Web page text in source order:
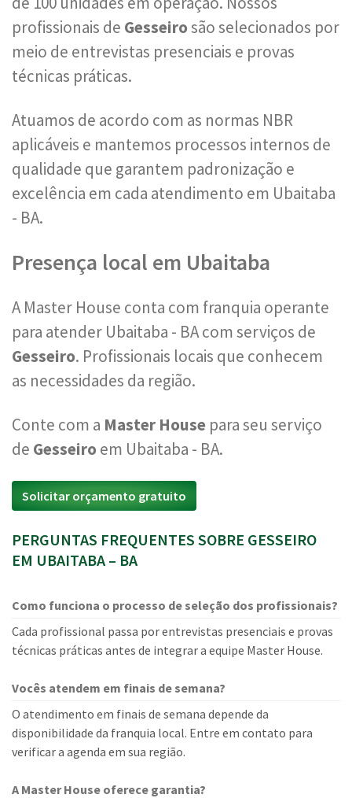
profissionais de Gesseirosão selecionados por
meio de entrevistas presenciais e provas
técnicas práticas.
Atuamos de acordo com as normas NBR
aplicáveis e mantemos processos internos de
qualidade que garantem padronização e
excelência em cada atendimento em Ubaitaba
- BA.
Presença local em Ubaitaba
A Master House conta com franquia operante
para atender Ubaitaba - BA com serviços de
Gesseiro. Profissionais locais que conhecem
as necessidades da região.
Conte com a Master House para seu serviço
de Gesseiro em Ubaitaba - BA.
Solicitar orçamento gratuito
PERGUNTAS FREQUENTES SOBRE GESSEIRO
EM UBAITABA – BA
Como funciona o processo de seleção dos profissionais?
Cada profissional passa por entrevistas presenciais e provas
técnicas práticas antes de integrar a equipe Master House.
Vocês atendem em finais de semana?
O atendimento em finais de semana depende da
disponibilidade da franquia local. Entre em contato para
verificar a agenda em sua região.
A Master House oferece garantia?